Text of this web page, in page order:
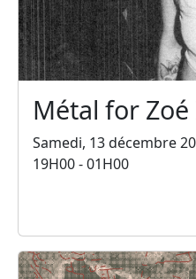
Métal for
Samedi, 13 décembre
19H00 - 01H00